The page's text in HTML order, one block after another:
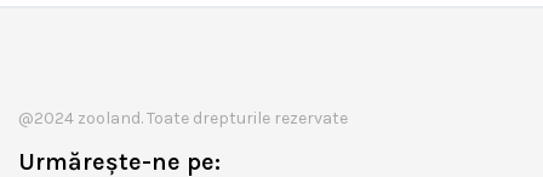
@2024 zooland. Toate drepturile rezervate
Urmărește-ne pe: